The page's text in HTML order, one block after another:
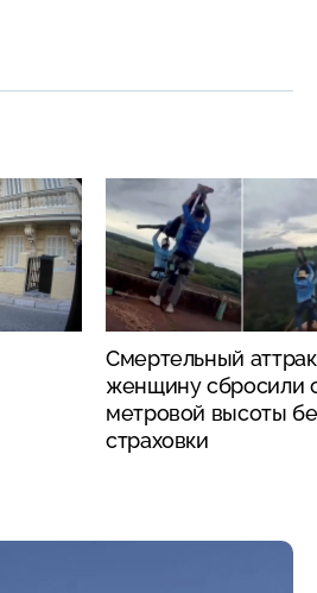
Смертельный
женщину сбросили
метровой высоты
страховки